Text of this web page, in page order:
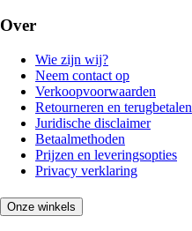
Over
Wie zijn wij?
Neem contact op
Verkoopvoorwaarden
Retourneren en terugbetalen
Juridische disclaimer
Betaalmethoden
Prijzen en leveringsopties
Privacy verklaring
Onze winkels